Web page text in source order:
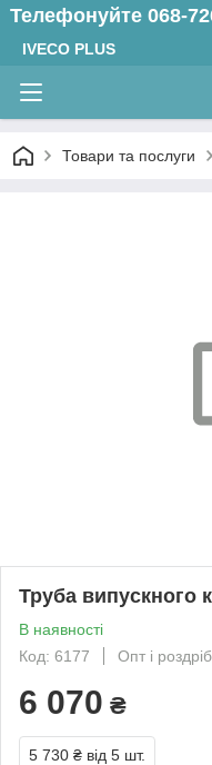
Телефонуйте 068-
IVECO PLUS
Товари та послуги
Труба випускного
В наявності
Код: 6177
Опт і роздріб
6 070 ₴
5 730 ₴ від 5 шт.